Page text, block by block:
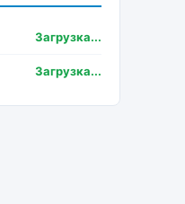
Загрузка...
Загрузка...